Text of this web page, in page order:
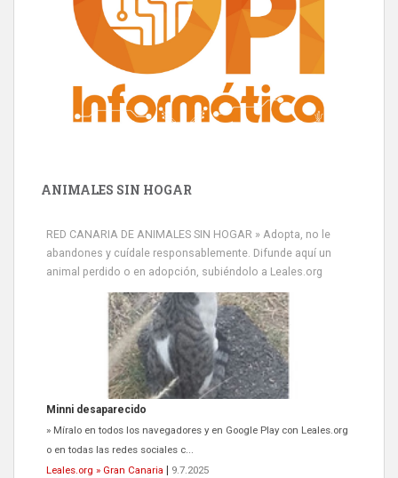
ANIMALES SIN HOGAR
RED CANARIA DE ANIMALES SIN HOGAR » Adopta, no le
abandones y cuídale responsablemente. Difunde aquí un
animal perdido o en adopción, subiéndolo a Leales.org
Siami Perdida
Se llama Siami,es hembra de 4 años,esterilizada con marca de
oreja,cariñosa,mimosa pero miedosa,e...
Leales.org » Gran Canaria
9.7.2025